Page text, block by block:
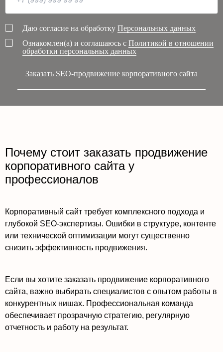
Даю согласие на обработку Персональных данных
Ознакомлен(а) и соглашаюсь с Политикой в отношении
обработки персональных данных
Заказать SEO-продвижение корпоративного сайта
Почему стоит заказать продвижение
корпоративного сайта у
профессионалов
Корпоративный сайт требует комплексного подхода и
глубокой SEO-экспертизы. Ошибки в структуре, контенте
или технической оптимизации могут существенно
снизить эффективность продвижения.
Если вы хотите заказать продвижение корпоративного
сайта, важно выбирать специалистов с опытом работы в
конкурентных нишах. Профессиональная команда
обеспечивает прозрачную стратегию, регулярную
отчетность и работу на результат.